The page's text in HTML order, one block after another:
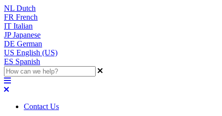
NL Dutch
FR French
IT Italian
JP Japanese
DE German
US English (US)
ES Spanish
Contact Us